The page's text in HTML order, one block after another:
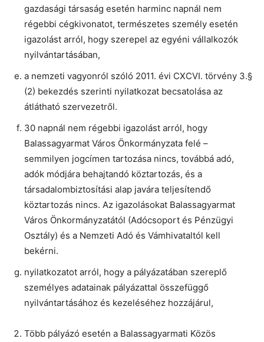
gazdasági társaság esetén harminc napnál nem
régebbi cégkivonatot, természetes személy esetén
igazolást arról, hogy szerepel az egyéni vállalkozók
nyilvántartásában,
a nemzeti vagyonról szóló 2011. évi CXCVI. törvény 3.§
(2) bekezdés szerinti nyilatkozat becsatolása az
átlátható szervezetről.
30 napnál nem régebbi igazolást arról, hogy
Balassagyarmat Város Önkormányzata felé –
semmilyen jogcímen tartozása nincs, továbbá adó,
adók módjára behajtandó köztartozás, és a
társadalombiztosítási alap javára teljesítendő
köztartozás nincs. Az igazolásokat Balassagyarmat
Város Önkormányzatától (Adócsoport és Pénzügyi
Osztály) és a Nemzeti Adó és Vámhivataltól kell
bekérni.
nyilatkozatot arról, hogy a pályázatában szereplő
személyes adatainak pályázattal összefüggő
nyilvántartásához és kezeléséhez hozzájárul,
Több pályázó esetén a Balassagyarmati Közös